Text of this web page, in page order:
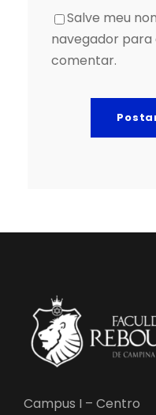
Salve meu
navegador para
comentar.
Campus I – Centro